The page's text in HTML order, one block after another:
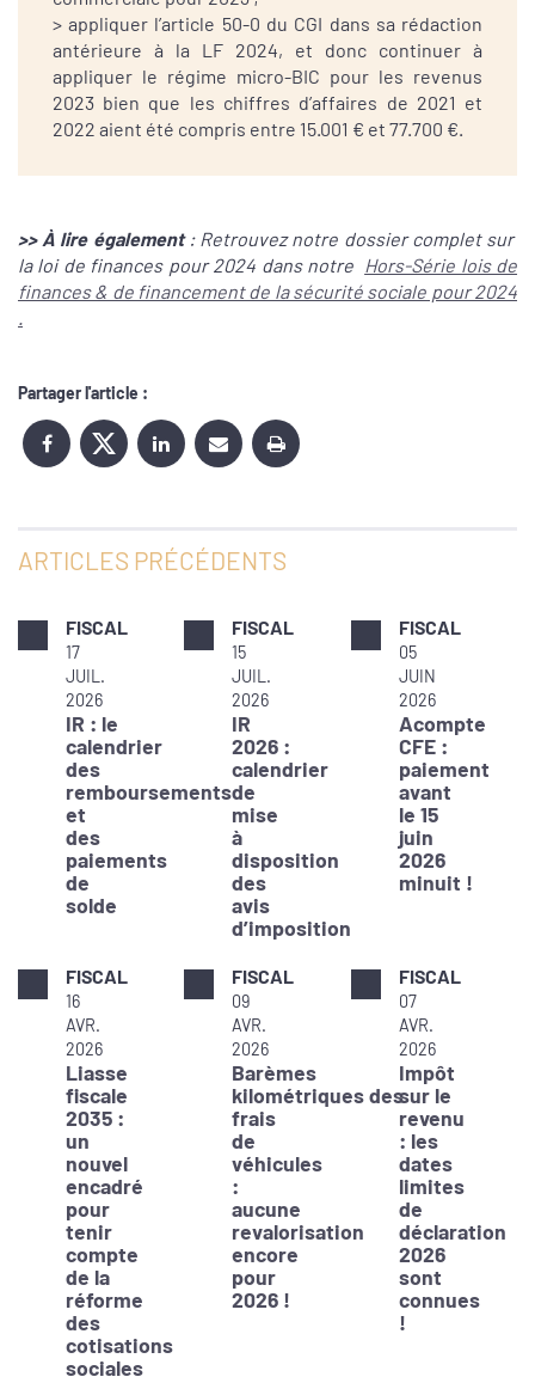
> appliquer l’article 50-0 du CGI dans sa rédaction
antérieure à la LF 2024, et donc continuer à
appliquer le régime micro-BIC pour les revenus
2023 bien que les chiffres d’affaires de 2021 et
2022 aient été compris entre 15.001 € et 77.700 €.
>> À lire également: Retrouvez notre dossier complet sur
la loi de finances pour 2024 dans notre Hors-Série lois de
finances & de financement de la sécurité sociale pour 2024
.
Partager l'article :
ARTICLES PRÉCÉDENTS
FISCAL
17
JUIL.
2026
IR : le
calendrier
des
remboursements
et
des
paiements
de
solde
FISCAL
15
JUIL.
2026
IR
2026 :
calendrier
de
mise
à
disposition
des
avis
d’imposition
FISCAL
05
JUIN
2026
Acompte
CFE :
paiement
avant
le 15
juin
2026
minuit !
FISCAL
16
AVR.
2026
Liasse
fiscale
2035 :
un
nouvel
encadré
pour
tenir
compte
de la
réforme
des
cotisations
sociales
FISCAL
09
AVR.
2026
Barèmes
kilométriques des
frais
de
véhicules
:
aucune
revalorisation
encore
pour
2026 !
FISCAL
07
AVR.
2026
Impôt
sur le
revenu
: les
dates
limites
de
déclaration
2026
sont
connues
!